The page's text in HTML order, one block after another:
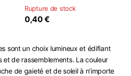
Rupture de stock
0,40 €
sont un choix lumineux et édifiant
de rassemblements. La couleur
de gaieté et de soleil à n'importe